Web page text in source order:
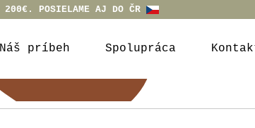
200€. POSIELAME AJ DO ČR
Náš príbeh Spolupráca